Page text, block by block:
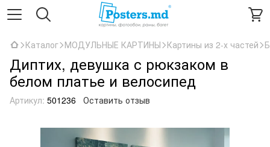
Каталог МОДУЛЬНЫЕ КАРТИНЫ Картины из 2-х частей
Диптих, девушка с рюкзаком в
белом платье и велосипед
Артикул: 501236 Оставить отзыв